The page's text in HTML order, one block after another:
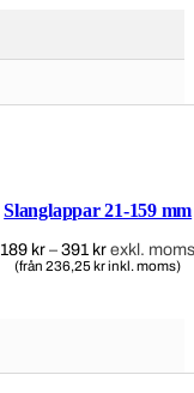
Slanglappar 21-159 mm
189 kr – 391 kr
189 kr
exkl.
(från 236,25 kr inkl. moms)